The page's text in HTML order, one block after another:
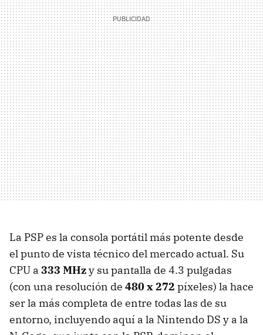
La PSP es la consola portátil más potente desde
el punto de vista técnico del mercado actual. Su
CPU a 333 MHzy su pantalla de 4.3 pulgadas
(con una resolución de 480 x 272 píxeles) la hace
ser la más completa de entre todas las de su
entorno, incluyendo aquí a la Nintendo DS y a la